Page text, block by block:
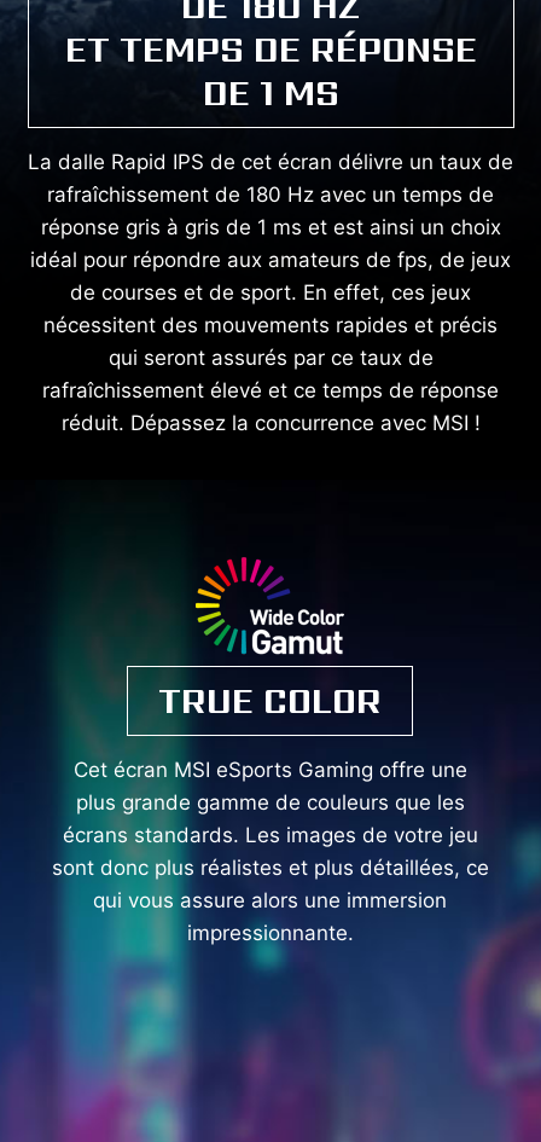
ET TEMPS DE RÉPONSE
DE 1 MS
La dalle Rapid IPS de cet écran délivre un taux de
rafraîchissement de 180 Hz avec un temps de
réponse gris à gris de 1 ms et est ainsi un choix
idéal pour répondre aux amateurs de fps, de jeux
de courses et de sport. En effet, ces jeux
nécessitent des mouvements rapides et précis
qui seront assurés par ce taux de
rafraîchissement élevé et ce temps de réponse
réduit. Dépassez la concurrence avec MSI !
TRUE COLOR
Cet écran MSI eSports Gaming offre une
plus grande gamme de couleurs que les
écrans standards. Les images de votre jeu
sont donc plus réalistes et plus détaillées, ce
qui vous assure alors une immersion
impressionnante.